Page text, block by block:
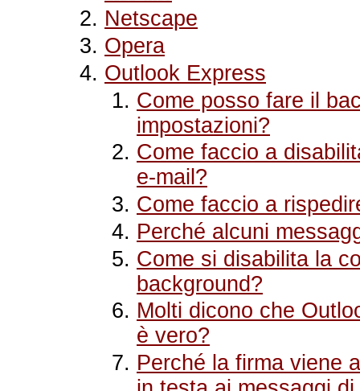
Netscape
Opera
Outlook Express
Come posso fare il
impostazioni?
Come faccio a
e-mail?
Come faccio a
Perché alcuni
Come si disabilita la
background?
Molti dicono che
è vero?
Perché la firma viene